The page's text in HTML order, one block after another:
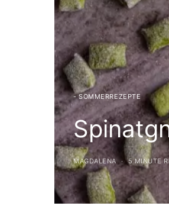
- SOMMERREZEPTE
MAGDALENA 5 MINUTE